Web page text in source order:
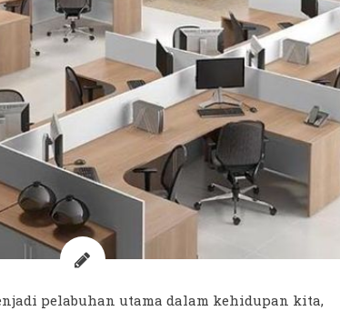
pelabuhan utama dalam kehidupan kita,